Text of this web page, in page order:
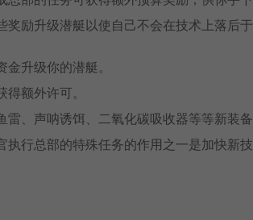
奖励升级潜艇以使自己不会在技术上落后于
金升级你的潜艇。
得额外许可。
雷、声呐诱饵、二氧化碳吸收器等等新装备
执行总部的特殊任务的作用之一是加快新技